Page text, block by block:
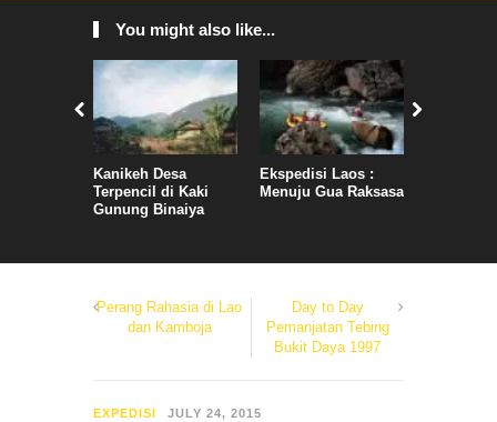
You might also like...
Kanikeh Desa
Terpencil di Kaki
Gunung Binaiya
Ekspedisi Laos :
Menuju Gua Raksasa
Perang Rahasia di Lao
dan Kamboja
Day to Day
Pemanjatan Tebing
Bukit Daya 1997
EXPEDISI JULY 24, 2015